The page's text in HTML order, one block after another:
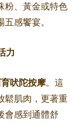
粉、黃金或特色
感饗宴。
力
育吠陀按摩。這
鬆肌肉，更著重
會感到通體舒